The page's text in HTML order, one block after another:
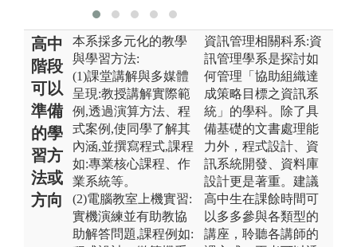
高中
階段
可以
準備
的學
習方
法或
方向
本系採多元化的教學
與學習方法:
(1)課堂講解與多媒體
呈現:教授講解實際範
例,透過演算方法、程
式案例,使同學了解其
內涵,並撰寫程式,課程
如:專業核心課程、作
業系統等。
(2)電腦教室上機實習:
實機演練並有助教協
助解答問題,課程例如:
資訊管理相關科系:資
訊管理學系是探討如
何管理「協助組織達
成策略目標之資訊系
統」的學科。除了具
備基礎的文書處理能
力外，程式設計、資
訊系統開發、資料庫
設計更是著重。建議
高中生在課餘時間可
以多多參與各類型的
講座，聆聽各講師的